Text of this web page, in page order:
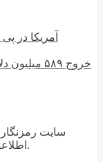
خروج ۵۸۹
اطلاعات مردم از دنیای رمز ارز ها راه اندازی گردید.